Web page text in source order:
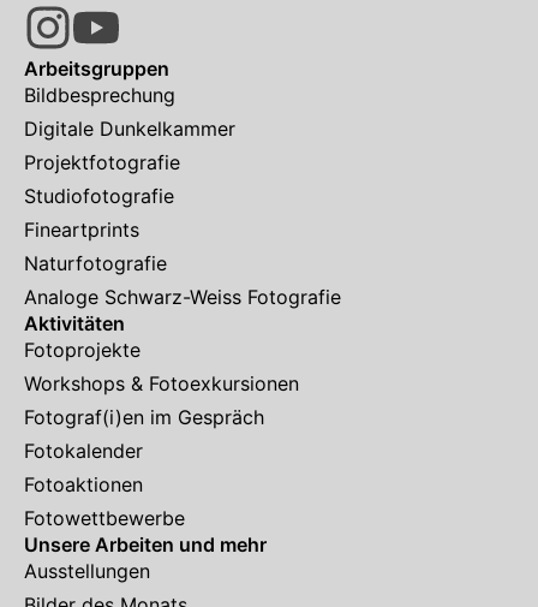
Arbeitsgruppen
Bildbesprechung
Digitale Dunkelkammer
Projektfotografie
Studiofotografie
Fineartprints
Naturfotografie
Analoge Schwarz-Weiss Fotografie
Aktivitäten
Fotoprojekte
Workshops & Fotoexkursionen
Fotograf(i)en im Gespräch
Fotokalender
Fotoaktionen
Fotowettbewerbe
Unsere Arbeiten und mehr
Ausstellungen